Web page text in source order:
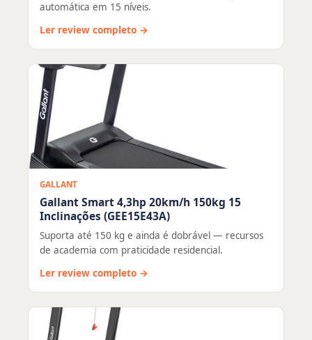
automática em 15 níveis.
Ler review completo →
GALLANT
Gallant Smart 4,3hp 20km/h 150kg 15
Inclinações (GEE15E43A)
Suporta até 150 kg e ainda é dobrável — recursos
de academia com praticidade residencial.
Ler review completo →